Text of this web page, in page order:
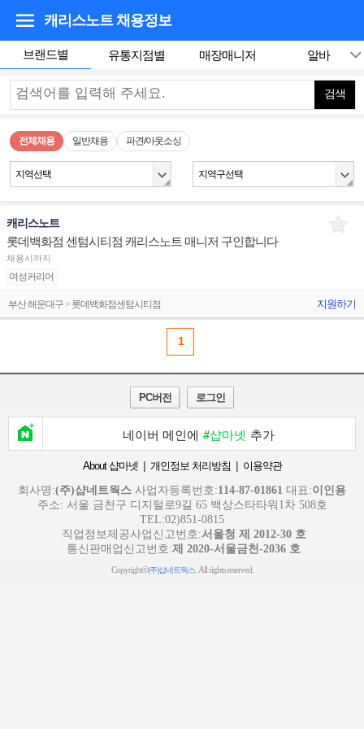
캐리스노트채용정보
브랜드별 유통지점별 매장매니저 알바
검색
전체채용 일반채용 파견/아웃소싱
지역선택 지역구선택
캐리스노트
롯데백화점 센텀시티점 캐리스노트 매니저 구인합니다
채용시까지
여성커리어
부산 해운대구 > 롯데백화점센텀시티점 지원하기
1
PC버전 로그인
네이버 메인에 #샵마넷 추가
About 샵마넷 | 개인정보 처리방침 | 이용약관
회사명:(주)샵네트웍스 사업자등록번호:114-87-01861 대표:이인용
주소: 서울 금천구 디지털로9길 65 백상스타타워1차 508호
TEL:02)851-0815
직업정보제공사업신고번호:서울청 제 2012-30 호
통신판매업신고번호:제 2020-서울금천-2036 호
Copyright©(주)샵네트웍스. All rights reserved.